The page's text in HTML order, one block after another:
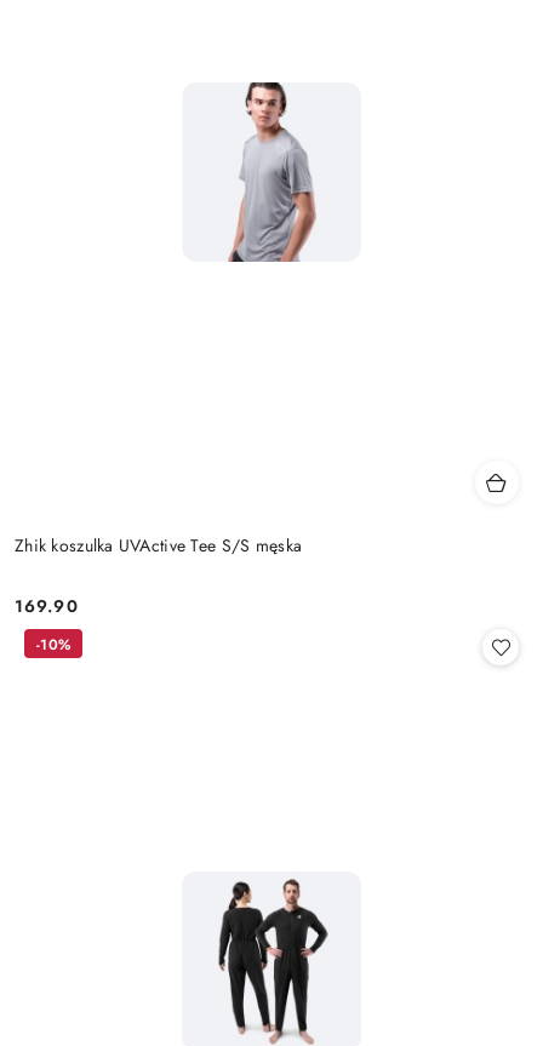
Zhik koszulka UVActive Tee S/S męska
Cena:
169.90
-10%